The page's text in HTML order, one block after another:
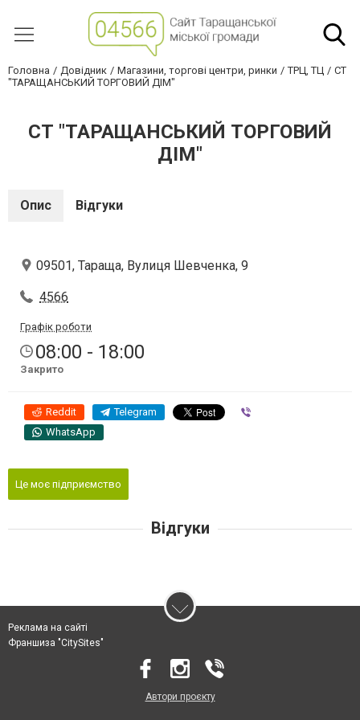
Головна Довідник Магазини, торгові центри, ринки ТРЦ, ТЦ
СТ
"ТАРАЩАНСЬКИЙ ТОРГОВИЙ ДІМ"
СТ "ТАРАЩАНСЬКИЙ ТОРГОВИЙ
ДІМ"
Опис Відгуки
09501, Тараща, Вулиця Шевченка, 9
4566
Графік роботи
08:00 - 18:00
Закрито
Reddit Telegram
WhatsApp
Це моє підприємство
Відгуки
Реклама на сайті
Франшиза "CitySites"
Автори проєкту